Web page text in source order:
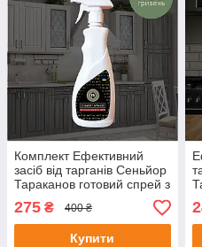
Комплект Ефективний
засіб від тарганів Сеньйор
Тараканов готовий спрей з
комплекті, 500 мл +
ловушка-капкан
275 ₴ 400 ₴
Купити